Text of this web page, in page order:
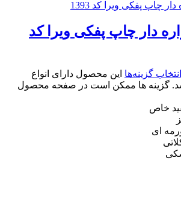
دار چاپ پفکی ویرا کد
انتخاب گزینه‌ها این محصول دارای انواع
گزینه ها ممکن است در صفحه محصول
خاص
ای